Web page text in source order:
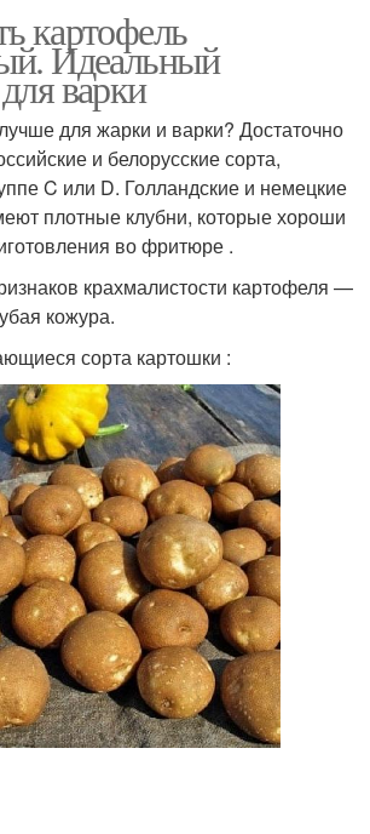
картофель
Идеальный
варки
для жарки и варки? Достаточно
и белорусские сорта,
C или D. Голландские и немецкие
плотные клубни, которые хороши
во фритюре .
крахмалистости картофеля —
кожура.
сорта картошки :